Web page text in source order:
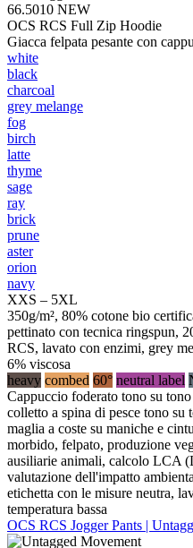
66.5010 NEW
OCS RCS Full Zip Hoodie
Giacca felpata pesante con
white
black
charcoal
grey melange
fog
birch
latte
thyme
sage
ray
brick
prune
aster
orion
navy
XXS – 5XL
350g/m², 80% cotone bio
pettinato con tecnica ringspun,
RCS, lavato con enzimi, grey
6% viscosa
heavy combed 60° neutral label
Cappuccio foderato tono su
colletto a spina di pesce tono su
maglia a coste su maniche e
morbido, felpato, produzione
ausiliarie animali, calcolo LCA
valutazione dell'impatto
etichetta con le misure neutra,
temperatura bassa
OCS RCS Jogger Pants |